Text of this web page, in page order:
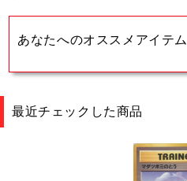
あなたへのオススメアイテム
最近チェックした商品